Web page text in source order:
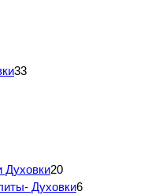
33
Духовки20
Духовки6